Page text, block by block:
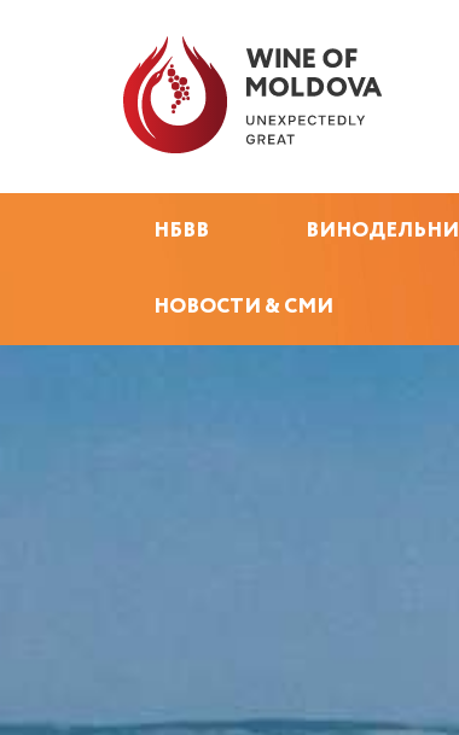
НБВВ ВИНОДЕЛЬНИ
НОВОСТИ & СМИ